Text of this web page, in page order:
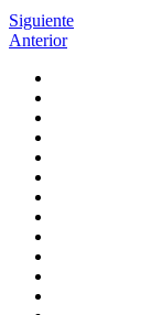
Siguiente
Anterior